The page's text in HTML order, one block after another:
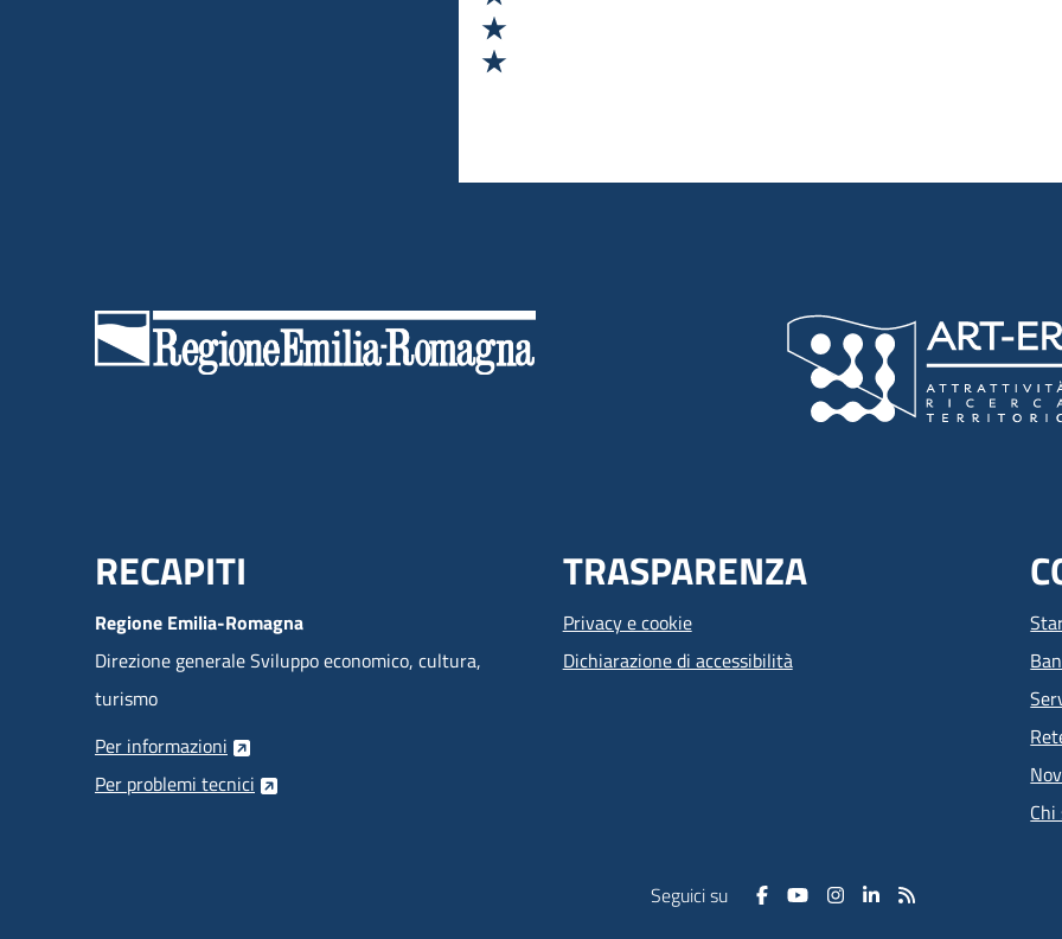
Menu Footer
RECAPITI
Regione Emilia-Romagna
Direzione generale Sviluppo economico, cultura,
turismo
Per informazioni
Per problemi tecnici
TRASPARENZA
Privacy e cookie
Dichiarazione di accessibilità
Seguici su